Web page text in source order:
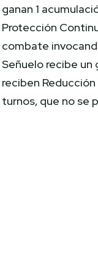
ganan 1
Protección
combate
Señuelo recibe
reciben
turnos, que no se